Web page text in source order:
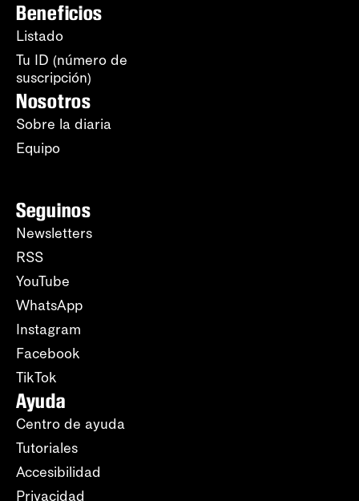
Beneficios
Listado
Tu ID (número de
suscripción)
Nosotros
Sobre la diaria
Equipo
Seguinos
Newsletters
RSS
YouTube
WhatsApp
Instagram
Facebook
TikTok
Ayuda
Centro de ayuda
Tutoriales
Accesibilidad
Privacidad